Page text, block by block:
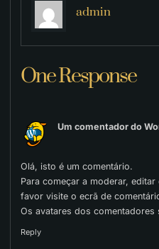
admin
One Response
Um comentador do
Olá, isto é um comentário.
Para começar a moderar,
favor visite o ecrã de
Os avatares dos comentadores
Reply